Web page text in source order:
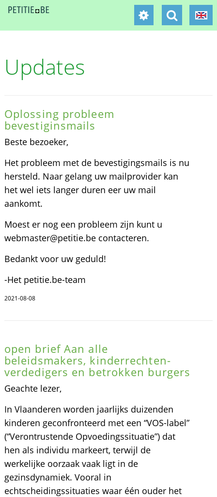
Updates
Oplossing probleem
bevestiginsmails
Beste bezoeker,
Het probleem met de bevestigingsmails is nu
hersteld. Naar gelang uw mailprovider kan
het wel iets langer duren eer uw mail
aankomt.
Moest er nog een probleem zijn kunt u
webmaster@petitie.be contacteren.
Bedankt voor uw geduld!
-Het petitie.be-team
2021-08-08
open brief Aan alle
beleidsmakers, kinderrechten­
verdedigers en betrokken burgers
Geachte lezer,
In Vlaanderen worden jaarlijks duizenden
kinderen geconfronteerd met een “VOS-label”
(“Verontrustende Opvoedingssituatie”) dat
hen als individu markeert, terwijl de
werkelijke oorzaak vaak ligt in de
gezinsdynamiek. Vooral in
echtscheidingssituaties waar één ouder het